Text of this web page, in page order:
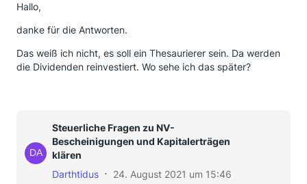
Hallo,
danke für die Antworten.
Das weiß ich nicht, es soll ein Thesaurierer sein. Da werden
die Dividenden reinvestiert. Wo sehe ich das später?
Steuerliche Fragen zu NV-
Bescheinigungen und Kapitalerträgen
klären
Darthtidus
24. August 2021 um 15:46